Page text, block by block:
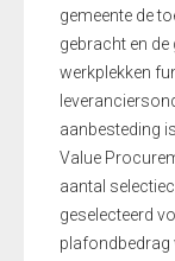
gemeente de
gebracht en de
werkplekken
aanbesteding
Value
aantal
geselecteerd
plafondbedrag